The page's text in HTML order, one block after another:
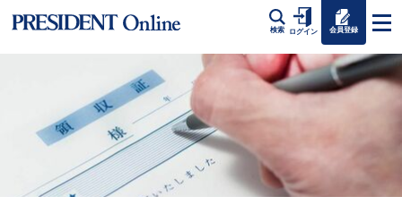
検索 ログイン 会員登録